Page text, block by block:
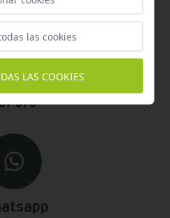
870
las cookies
LAS COOKIES